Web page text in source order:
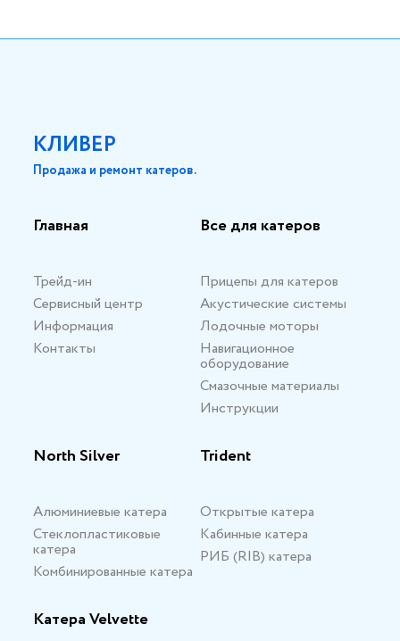
КЛИВЕР
Продажа и ремонт катеров.
Главная
Трейд-ин
Сервисный центр
Информация
Контакты
Все для катеров
Прицепы для катеров
Акустические системы
Лодочные моторы
Навигационное
оборудование
Смазочные материалы
Инструкции
North Silver
Алюминиевые катера
Стеклопластиковые
катера
Комбинированные катера
Trident
Открытые катера
Кабинные катера
РИБ (RIB) катера
Катера Velvette